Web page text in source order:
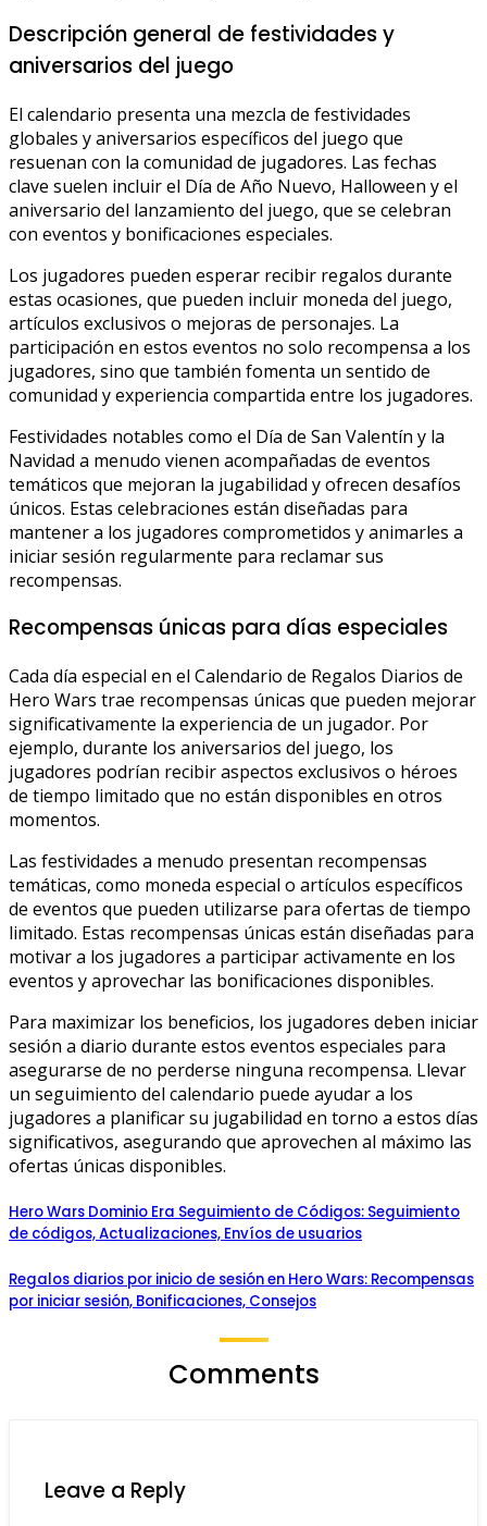
Descripción general de festividades y
aniversarios del juego
El calendario presenta una mezcla de festividades
globales y aniversarios específicos del juego que
resuenan con la comunidad de jugadores. Las fechas
clave suelen incluir el Día de Año Nuevo, Halloween y el
aniversario del lanzamiento del juego, que se celebran
con eventos y bonificaciones especiales.
Los jugadores pueden esperar recibir regalos durante
estas ocasiones, que pueden incluir moneda del juego,
artículos exclusivos o mejoras de personajes. La
participación en estos eventos no solo recompensa a los
jugadores, sino que también fomenta un sentido de
comunidad y experiencia compartida entre los jugadores.
Festividades notables como el Día de San Valentín y la
Navidad a menudo vienen acompañadas de eventos
temáticos que mejoran la jugabilidad y ofrecen desafíos
únicos. Estas celebraciones están diseñadas para
mantener a los jugadores comprometidos y animarles a
iniciar sesión regularmente para reclamar sus
recompensas.
Recompensas únicas para días especiales
Cada día especial en el Calendario de Regalos Diarios de
Hero Wars trae recompensas únicas que pueden mejorar
significativamente la experiencia de un jugador. Por
ejemplo, durante los aniversarios del juego, los
jugadores podrían recibir aspectos exclusivos o héroes
de tiempo limitado que no están disponibles en otros
momentos.
Las festividades a menudo presentan recompensas
temáticas, como moneda especial o artículos específicos
de eventos que pueden utilizarse para ofertas de tiempo
limitado. Estas recompensas únicas están diseñadas para
motivar a los jugadores a participar activamente en los
eventos y aprovechar las bonificaciones disponibles.
Para maximizar los beneficios, los jugadores deben iniciar
sesión a diario durante estos eventos especiales para
asegurarse de no perderse ninguna recompensa. Llevar
un seguimiento del calendario puede ayudar a los
jugadores a planificar su jugabilidad en torno a estos días
significativos, asegurando que aprovechen al máximo las
ofertas únicas disponibles.
Hero Wars Dominio Era Seguimiento de Códigos: Seguimiento
de códigos, Actualizaciones, Envíos de usuarios
Regalos diarios por inicio de sesión en Hero Wars: Recompensas
por iniciar sesión, Bonificaciones, Consejos
Comments
Leave a Reply